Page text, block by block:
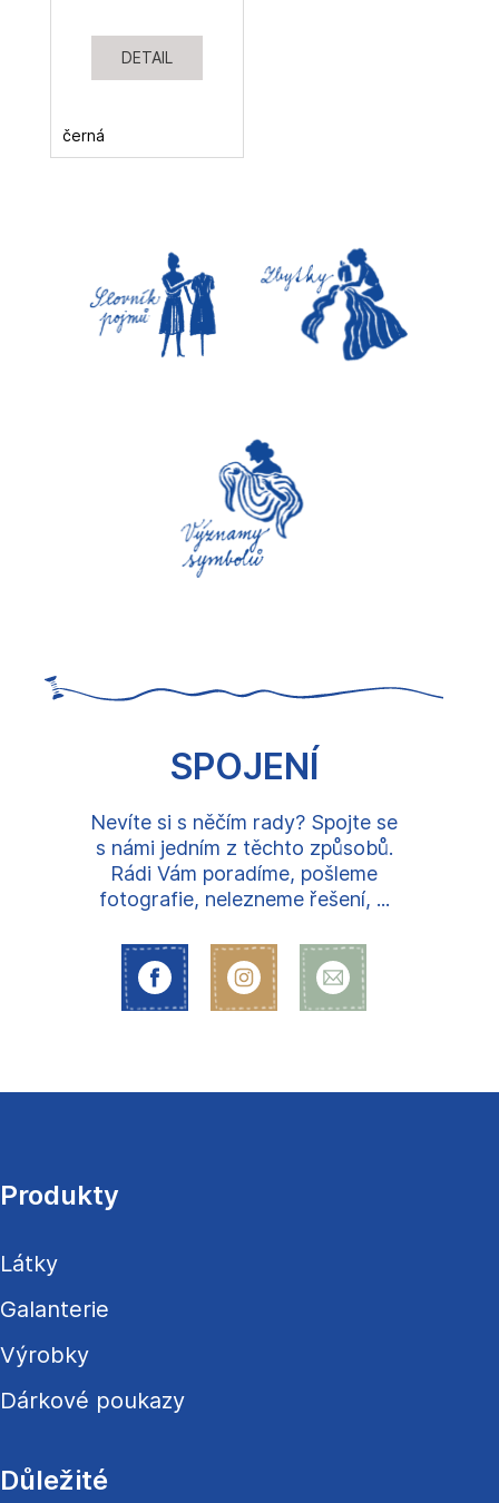
DETAIL
černá
SPOJENÍ
Nevíte si s něčím rady? Spojte se
s námi jedním z těchto způsobů.
Rádi Vám poradíme, pošleme
fotografie, nelezneme řešení, ...
a
í
Produkty
Látky
Galanterie
Výrobky
Dárkové poukazy
Důležité